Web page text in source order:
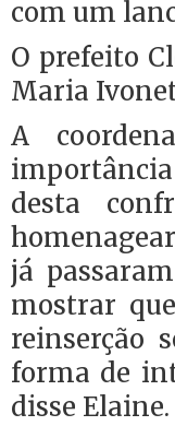
com um
O prefeito
Maria
A
desta
já
mostrar
reinserção
forma de
disse Elaine.